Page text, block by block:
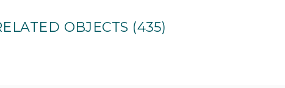
OBJECTS (435)